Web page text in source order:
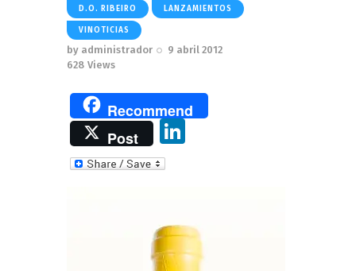
D.O. RIBEIRO LANZAMIENTOS
VINOTICIAS
by administrador
9 abril 2012
628 Views
Recommend
Post
dI
n